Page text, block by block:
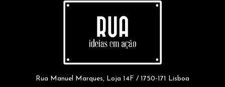
Rua Manuel Marques, Loja 14F / 1750-171 Lisboa